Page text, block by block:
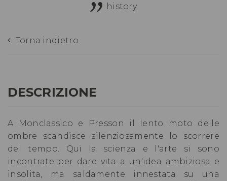
history
Torna indietro
DESCRIZIONE
A Monclassico e Presson il lento moto delle
ombre scandisce silenziosamente lo scorrere
del tempo. Qui la scienza e l'arte si sono
incontrate per dare vita a un'idea ambiziosa e
insolita, ma saldamente innestata su una